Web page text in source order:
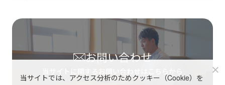
お問い合わせ
当サイトでは、アクセス分析のためクッキー（Cookie）を